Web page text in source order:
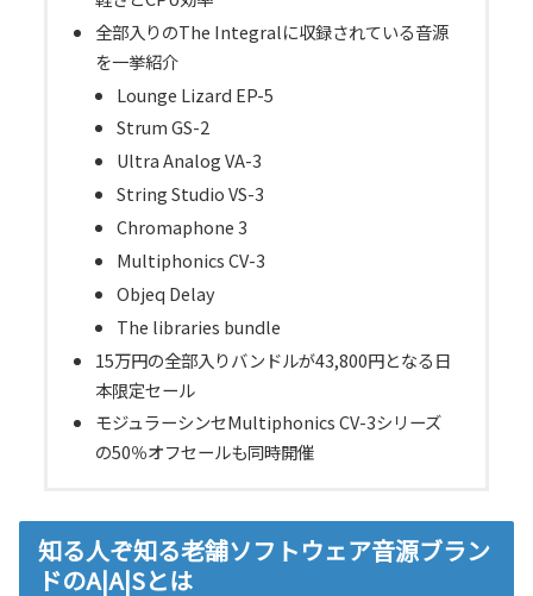
全部入りのThe Integralに収録されている音源
を一挙紹介
Lounge Lizard EP-5
Strum GS-2
Ultra Analog VA-3
String Studio VS-3
Chromaphone 3
Multiphonics CV-3
Objeq Delay
The libraries bundle
15万円の全部入りバンドルが43,800円となる日
本限定セール
モジュラーシンセMultiphonics CV-3シリーズ
の50％オフセールも同時開催
知る人ぞ知る老舗ソフトウェア音源ブラン
ドのA|A|Sとは